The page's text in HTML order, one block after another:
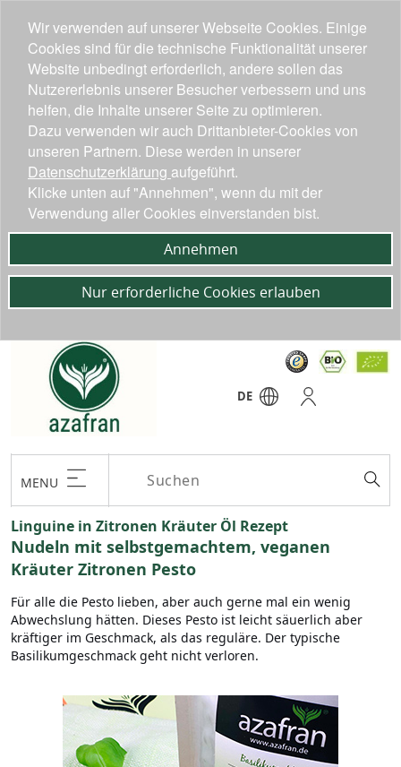
DE
MENU
Linguine in Zitronen Kräuter Öl Rezept
Nudeln mit selbstgemachtem, veganen
Kräuter Zitronen Pesto
Für alle die Pesto lieben, aber auch gerne mal ein wenig
Abwechslung hätten. Dieses Pesto ist leicht säuerlich aber
kräftiger im Geschmack, als das reguläre. Der typische
Basilikumgeschmack geht nicht verloren.
Wir verwenden auf unserer Webseite Cookies. Einige
Cookies sind für die technische Funktionalität unserer
Website unbedingt erforderlich, andere sollen das
Nutzererlebnis unserer Besucher verbessern und uns
helfen, die Inhalte unserer Seite zu optimieren.
Dazu verwenden wir auch Drittanbieter-Cookies von
unseren Partnern. Diese werden in unserer
Datenschutzerklärung aufgeführt.
Klicke unten auf "Annehmen", wenn du mit der
Verwendung aller Cookies einverstanden bist.
Annehmen
Nur erforderliche Cookies erlauben